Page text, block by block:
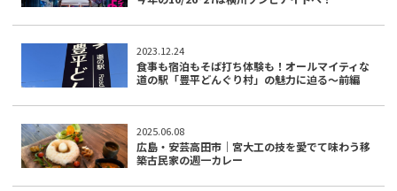
2023.12.24
食事も宿泊もそば打ち体験も！オールマイティな
道の駅「豊平どんぐり村」の魅力に迫る～前編
2025.06.08
広島・安芸高田市｜宮大工の技を愛でて味わう移
築古民家の週一カレー